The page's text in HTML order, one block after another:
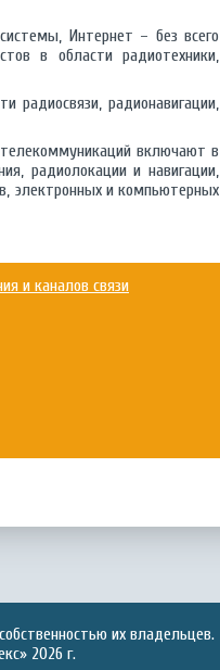
Интернет – без всего
в области радиотехники,
радиосвязи, радионавигации,
телекоммуникаций включают в
радиолокации и навигации,
электронных и компьютерных
и каналов связи
их владельцев.
2026 г.